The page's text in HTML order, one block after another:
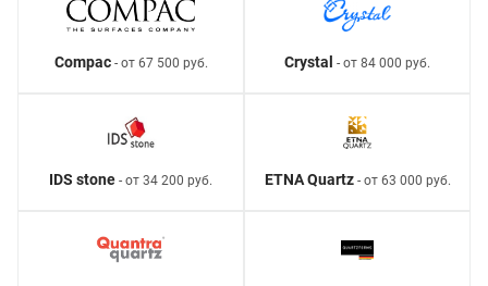
Compac- от 67 500 руб. Crystal - от 84 000 руб.
IDS stone - от 34 200 руб. ETNA Quartz- от 63 000 руб.